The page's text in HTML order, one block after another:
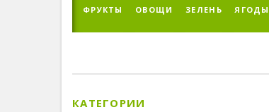
ФРУКТЫ ОВОЩИ ЗЕЛЕНЬ ЯГОДЫ
КАТЕГОРИИ